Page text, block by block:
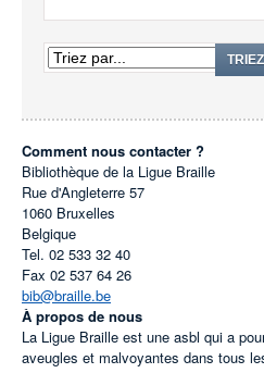
TRIEZ
Comment nous contacter ?
Bibliothèque de la Ligue Braille
Rue d'Angleterre 57
1060 Bruxelles
Belgique
Tel. 02 533 32 40
Fax 02 537 64 26
bib@braille.be
À propos de nous
La Ligue Braille est une asbl qui a
aveugles et malvoyantes dans tous